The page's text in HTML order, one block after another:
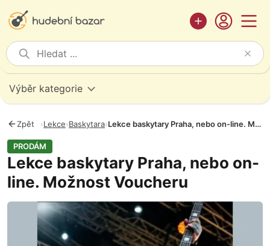
Výběr kategorie
Zpět ›Lekce›Baskytara› Lekce baskytary Praha, nebo on-line. Možnost Voucheru
PRODÁM
Lekce baskytary Praha, nebo on-
line. Možnost Voucheru
Fotografie